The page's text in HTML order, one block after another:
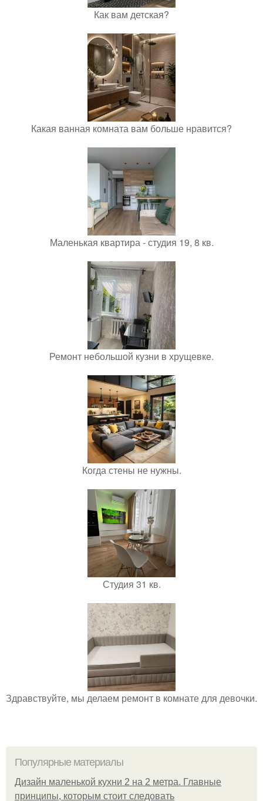
Как вам детская?
Какая ванная комната вам больше нравится?
Маленькая квартира - студия 19, 8 кв.
Ремонт небольшой кузни в хрущевке.
Когда стены не нужны.
Студия 31 кв.
Здравствуйте, мы делаем ремонт в комнате для девочки.
Популярные материалы
Дизайн маленькой кухни 2 на 2 метра. Главные
принципы, которым стоит следовать